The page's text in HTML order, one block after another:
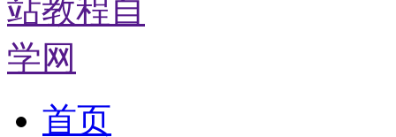
首页